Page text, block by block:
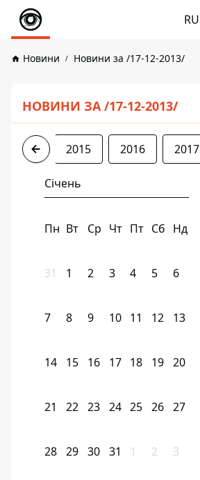
RU
Новини Новини за /17-12-2013/
НОВИНИ ЗА /17-12-2013/
2013 2015 2016 2017
Січень
Пн Вт Ср Чт Пт Сб Нд
31 1 2 3 4 5 6
7 8 9 10 11 12 13
14 15 16 17 18 19 20
21 22 23 24 25 26 27
28 29 30 31 1 2 3